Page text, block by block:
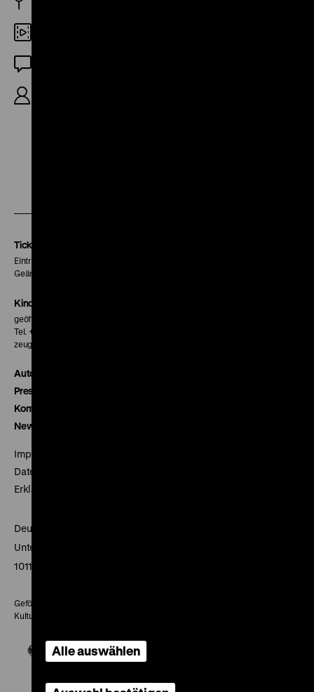
Tickets
Eintritt 5 €
Geänderte Preise sind im Programm vermerkt.
Kinokasse
geöffnet 30 Minuten vor Beginn der ersten Vorstellung
Tel. + 49 30 20304-770
zeughauskino@dhm.de
Autor*innen
Presse
Kontakt
Newsletter
Impressum
Datenschutz
Erklärung digitale Barrierefreiheit
Deutsches Historisches Museum
Unter den Linden 2
10117 Berlin
Gefördert mit Mitteln des Beauftragten der Bundesregierung für
Kultur und Medien
Alle auswählen